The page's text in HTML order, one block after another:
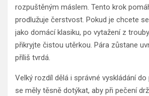
rozpuštěným máslem. Tento krok
prodlužuje čerstvost. Pokud je chcete
jako domácí klasiku, po vytažení z
přikryjte čistou utěrkou. Pára zůstane
příliš tvrdá.
Velký rozdíl dělá i správné vyskládání
se měly těsně dotýkat, aby při pečení